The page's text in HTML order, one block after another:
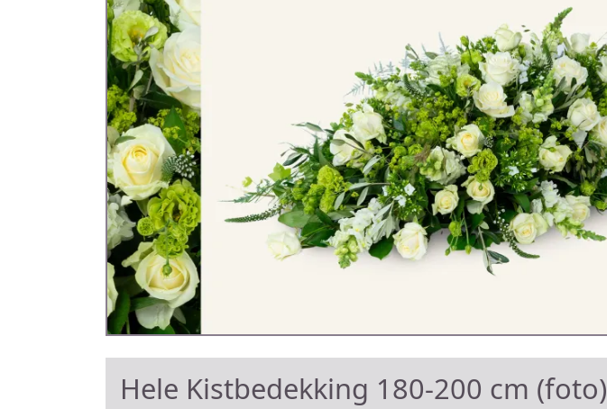
Hele Kistbedekking 180-200 cm (foto)